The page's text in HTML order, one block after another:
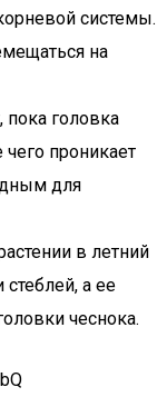
системы.
на
пока головка
проникает
для
в летний
стеблей, а ее
чеснока.